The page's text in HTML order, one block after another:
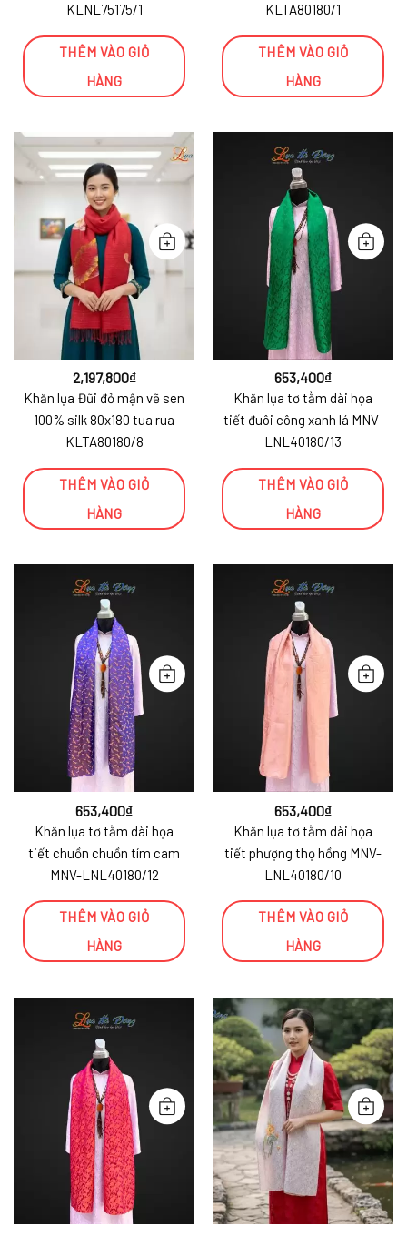
KLNL75175/1
THÊM VÀO GIỎ
HÀNG
KLTA80180/1
THÊM VÀO GIỎ
HÀNG
2,197,800₫
Khăn lụa Đũi đỏ mận vẽ sen
100% silk 80x180 tua rua
KLTA80180/8
THÊM VÀO GIỎ
HÀNG
653,400₫
Khăn lụa tơ tằm dài họa
tiết đuôi công xanh lá MNV-
LNL40180/13
THÊM VÀO GIỎ
HÀNG
653,400₫
Khăn lụa tơ tằm dài họa
tiết chuồn chuồn tím cam
MNV-LNL40180/12
THÊM VÀO GIỎ
HÀNG
653,400₫
Khăn lụa tơ tằm dài họa
tiết phượng thọ hồng MNV-
LNL40180/10
THÊM VÀO GIỎ
HÀNG